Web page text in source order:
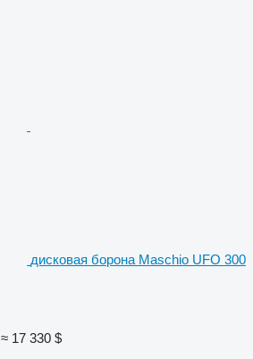
дисковая борона Maschio UFO 300
≈ 17 330 $